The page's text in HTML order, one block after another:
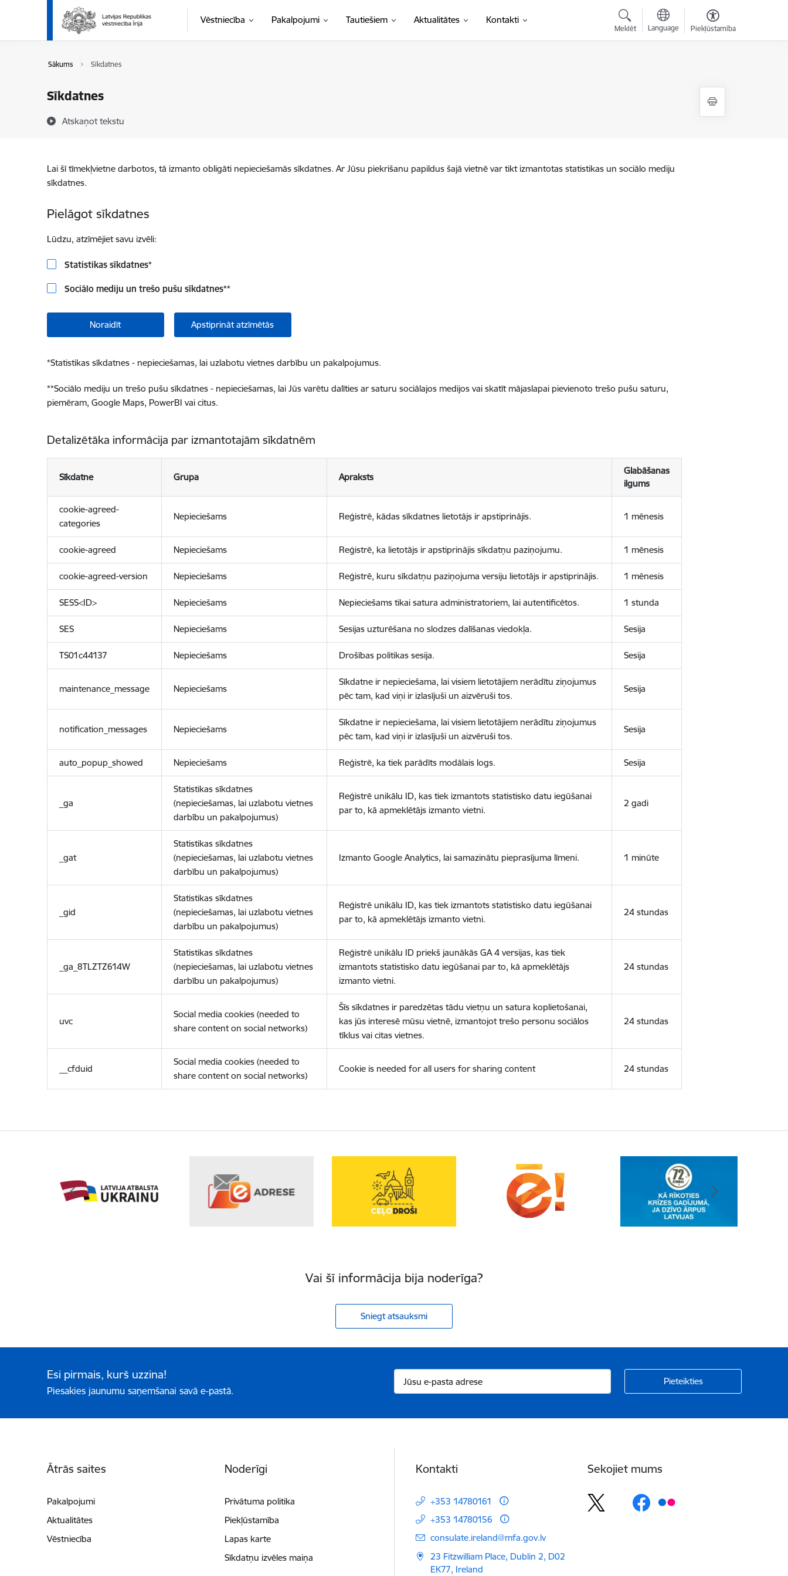
Pāriet uz lapas saturu
Vēstniecība Pakalpojumi Tautiešiem Aktualitātes Kontakti
Meklēt Language Piekļūstamība
Sākums Sīkdatnes
Sīkdatnes
Atskaņot tekstu
Lai šī tīmekļvietne darbotos, tā izmanto obligāti nepieciešamās sīkdatnes. Ar Jūsu piekrišanu papildus šajā vietnē var tikt izmantotas statistikas un sociālo mediju
sīkdatnes.
Pielāgot sīkdatnes
Lūdzu, atzīmējiet savu izvēli:
Statistikas sīkdatnes*
Sociālo mediju un trešo pušu sīkdatnes**
Noraidīt Apstiprināt atzīmētās
*Statistikas sīkdatnes - nepieciešamas, lai uzlabotu vietnes darbību un pakalpojumus.
**Sociālo mediju un trešo pušu sīkdatnes - nepieciešamas, lai Jūs varētu dalīties ar saturu sociālajos medijos vai skatīt mājaslapai pievienoto trešo pušu saturu,
piemēram, Google Maps, PowerBI vai citus.
Detalizētāka informācija par izmantotajām sīkdatnēm
Sīkdatne Grupa Apraksts
Glabāšanas
ilgums
cookie-agreed-
categories
Nepieciešams Reģistrē, kādas sīkdatnes lietotājs ir apstiprinājis. 1 mēnesis
cookie-agreed Nepieciešams Reģistrē, ka lietotājs ir apstiprinājis sīkdatņu paziņojumu. 1 mēnesis
cookie-agreed-version Nepieciešams Reģistrē, kuru sīkdatņu paziņojuma versiju lietotājs ir apstiprinājis. 1 mēnesis
SESS<ID> Nepieciešams Nepieciešams tikai satura administratoriem, lai autentificētos. 1 stunda
SES Nepieciešams Sesijas uzturēšana no slodzes dalīšanas viedokļa. Sesija
TS01c44137 Nepieciešams Drošības politikas sesija. Sesija
maintenance_message Nepieciešams
Sīkdatne ir nepieciešama, lai visiem lietotājiem nerādītu ziņojumus
pēc tam, kad viņi ir izlasījuši un aizvēruši tos.
Sesija
notification_messages Nepieciešams
Sīkdatne ir nepieciešama, lai visiem lietotājiem nerādītu ziņojumus
pēc tam, kad viņi ir izlasījuši un aizvēruši tos.
Sesija
auto_popup_showed Nepieciešams Reģistrē, ka tiek parādīts modālais logs. Sesija
_ga
Statistikas sīkdatnes
(nepieciešamas, lai uzlabotu vietnes
darbību un pakalpojumus)
Reģistrē unikālu ID, kas tiek izmantots statistisko datu iegūšanai
par to, kā apmeklētājs izmanto vietni.
2 gadi
_gat
Statistikas sīkdatnes
(nepieciešamas, lai uzlabotu vietnes
darbību un pakalpojumus)
Izmanto Google Analytics, lai samazinātu pieprasījuma līmeni. 1 minūte
_gid
Statistikas sīkdatnes
(nepieciešamas, lai uzlabotu vietnes
darbību un pakalpojumus)
Reģistrē unikālu ID, kas tiek izmantots statistisko datu iegūšanai
par to, kā apmeklētājs izmanto vietni.
24 stundas
_ga_8TLZTZ614W
Statistikas sīkdatnes
(nepieciešamas, lai uzlabotu vietnes
darbību un pakalpojumus)
Reģistrē unikālu ID priekš jaunākās GA 4 versijas, kas tiek
izmantots statistisko datu iegūšanai par to, kā apmeklētājs
izmanto vietni.
24 stundas
uvc
Social media cookies (needed to
share content on social networks)
Šīs sīkdatnes ir paredzētas tādu vietņu un satura koplietošanai,
kas jūs interesē mūsu vietnē, izmantojot trešo personu sociālos
tīklus vai citas vietnes.
24 stundas
__cfduid
Social media cookies (needed to
share content on social networks)
Cookie is needed for all users for sharing content 24 stundas
Vai šī informācija bija noderīga?
Sniegt atsauksmi
Esi pirmais, kurš uzzina!
Piesakies jaunumu saņemšanai savā e-pastā.
Ātrās saites
Pakalpojumi
Aktualitātes
Vēstniecība
Noderīgi
Privātuma politika
Piekļūstamība
Lapas karte
Sīkdatņu izvēles maiņa
Kontakti
+353 14780161
+353 14780156
E-pasts:
consulate.ireland@mfa.gov.lv
23 Fitzwilliam Place, Dublin 2, D02
EK77, Ireland
Sekojiet mums